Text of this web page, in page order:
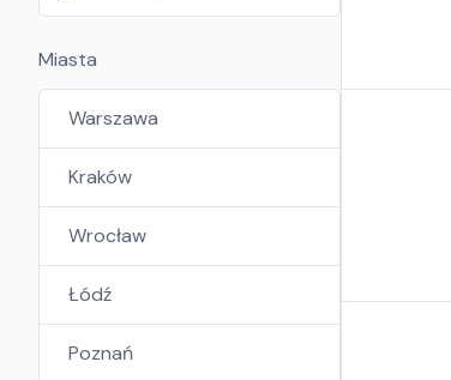
Miasta
Warszawa
Kraków
Wrocław
Łódź
Poznań